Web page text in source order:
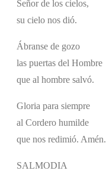
Señor de los cielos,
su cielo nos dió.
Ábranse de gozo
las puertas del Hombre
que al hombre salvó.
Gloria para siempre
al Cordero humilde
que nos redimió. Amén.
SALMODIA